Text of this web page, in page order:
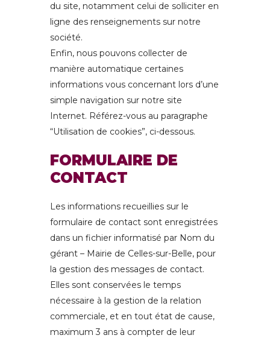
du site, notamment celui de solliciter en
ligne des renseignements sur notre
société.
Enfin, nous pouvons collecter de
manière automatique certaines
informations vous concernant lors d’une
simple navigation sur notre site
Internet. Référez-vous au paragraphe
“Utilisation de cookies”, ci-dessous.
FORMULAIRE DE
CONTACT
Les informations recueillies sur le
formulaire de contact sont enregistrées
dans un fichier informatisé par Nom du
gérant – Mairie de Celles-sur-Belle, pour
la gestion des messages de contact.
Elles sont conservées le temps
nécessaire à la gestion de la relation
commerciale, et en tout état de cause,
maximum 3 ans à compter de leur